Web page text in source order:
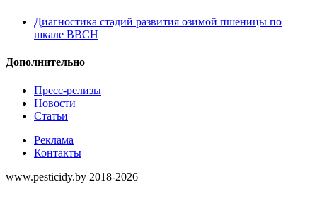
Диагностика стадий развития озимой пшеницы по
шкале ВВСН
Дополнительно
Пресс-релизы
Новости
Статьи
Реклама
Контакты
www.pesticidy.by 2018-2026